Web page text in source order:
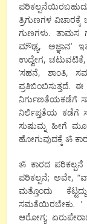
ತ್ರಿಗುಣಗಳ
ಗುಣಗಳು. ತಾಮಸ
ಮೌಢ್ಯ, ಅಜ್ಞಾನ’
ಉದ್ವೇಗ, ಚಟುವಟಿಕೆ,
’ಸಹನೆ, ಶಾಂತಿ,
ಪ್ರತಿಬಿಂಬಿಸುತ್ತದೆ.
ನಿರ್ಗುಣತೆಯಕಡೆಗೆ
ನಿರ್ಲಿಪ್ತತೆಯ ಕಡೆಗೆ
ಸುಷುಮ್ನ ಹೀಗೆ
ಹೋಗುವುದಕ್ಕೆ ॐ
ॐ ಕಾರದ ಪರಿಕಲ್ಪನೆ
ಪರಿಕಲ್ಪನೆ; ಅವೇ,
ಮತ್ತೊಂದು
ಸಮತೆಯಿರಬೇಕು. ’
ಆರೋಗ್ಯ;